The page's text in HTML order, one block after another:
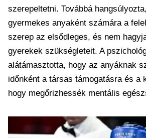
szerepeltetni. Továbbá
gyermekes anyaként számára a
szerep az elsődleges, és nem
gyerekek szükségleteit. A
alátámasztotta, hogy az anyáknak
időnként a társas támogatásra és a
hogy megőrizhessék mentális